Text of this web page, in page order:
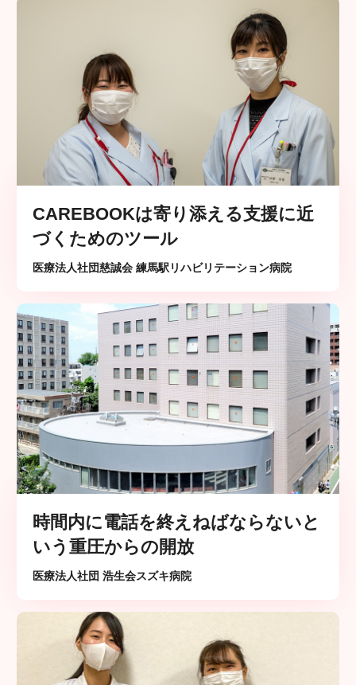
CAREBOOKは寄り添える支援に近
づくためのツール
医療法人社団慈誠会 練馬駅リハビリテーション病院
時間内に電話を終えねばならないと
いう重圧からの開放
医療法人社団 浩生会スズキ病院